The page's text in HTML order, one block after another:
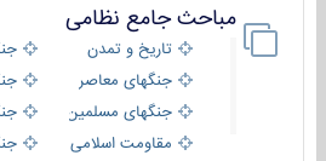
مباحث جامع نظامی
تاریخ و تمدن
جنگهای معاصر
جنگهای مسلمین
جنگ
مقاومت اسلامی
جنگ